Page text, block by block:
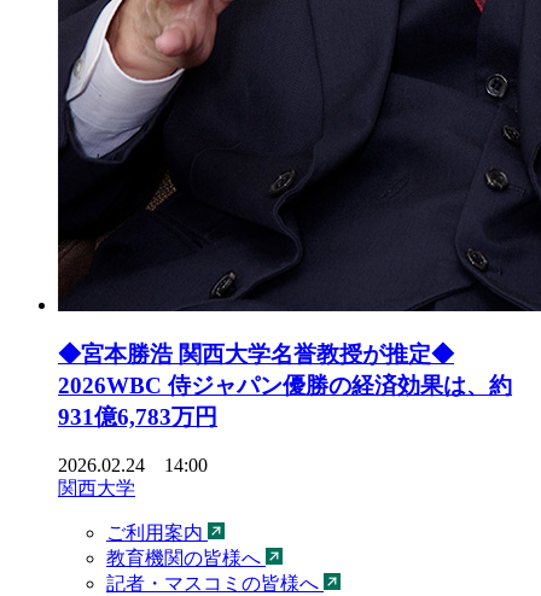
◆宮本勝浩 関西大学名誉教授が推定◆
2026WBC 侍ジャパン優勝の経済効果は、約
931億6,783万円
2026.02.24 14:00
関西大学
ご利用案内
教育機関の皆様へ
記者・マスコミの皆様へ